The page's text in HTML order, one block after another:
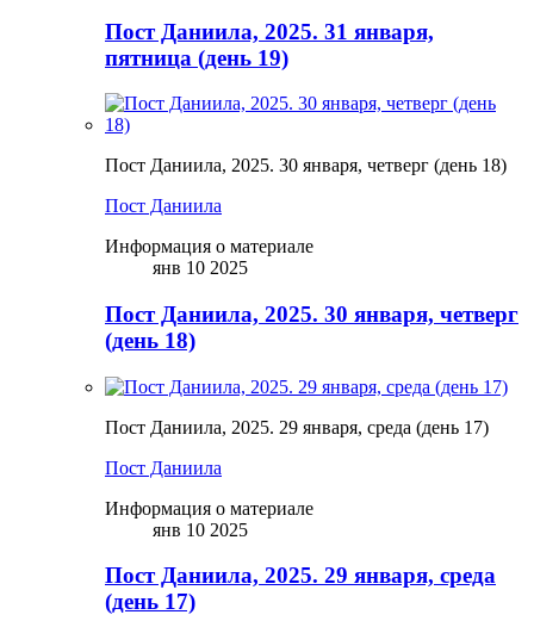
Пост Даниила, 2025. 31 января,
пятница (день 19)
Пост Даниила, 2025. 30 января, четверг (день 18)
Пост Даниила
Информация о материале
янв 10 2025
Пост Даниила, 2025. 30 января, четверг
(день 18)
Пост Даниила, 2025. 29 января, среда (день 17)
Пост Даниила
Информация о материале
янв 10 2025
Пост Даниила, 2025. 29 января, среда
(день 17)